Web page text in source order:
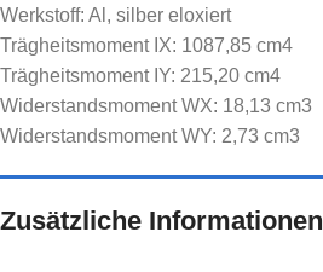
Werkstoff: Al, silber eloxiert
Trägheitsmoment IX: 1087,85 cm4
Trägheitsmoment IY: 215,20 cm4
Widerstandsmoment WX: 18,13 cm3
Widerstandsmoment WY: 2,73 cm3
Zusätzliche Informationen